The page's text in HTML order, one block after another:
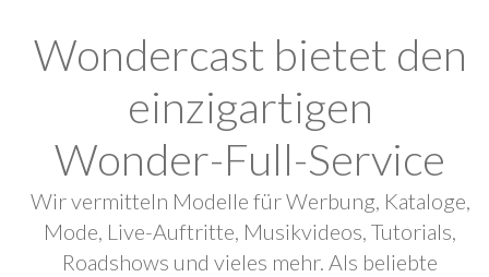
Wondercast bietet den
einzigartigen
Wonder-Full-Service
Wir vermitteln Modelle für Werbung, Kataloge,
Mode, Live-Auftritte, Musikvideos, Tutorials,
Roadshows und vieles mehr. Als beliebte